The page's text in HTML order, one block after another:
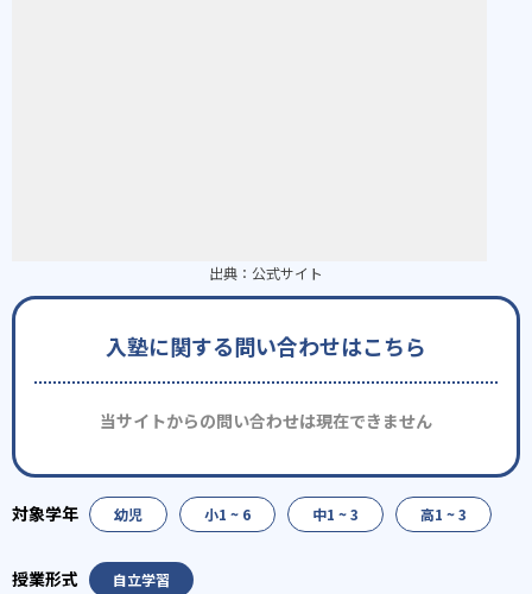
出典： 公式サイト
入塾に関する問い合わせはこちら
当サイトからの問い合わせは現在できません
幼児 小1 ~ 6 中1 ~ 3 高1 ~ 3
自立学習